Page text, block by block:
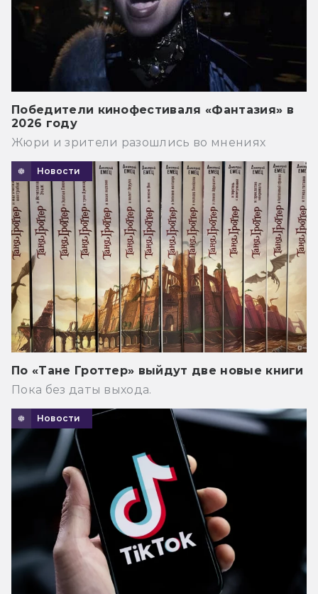
Победители кинофестиваля «Фантазия» в
2026 году
Жюри и зрители разошлись во мнениях
Новости
По «Тане Гроттер» выйдут две новые книги
Пока без даты выхода.
Новости